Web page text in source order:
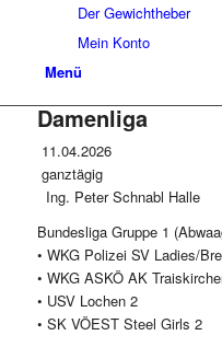
Der Gewichtheber
Mein Konto
Menü
Damenliga
11.04.2026
ganztägig
Ing. Peter Schnabl Halle
Bundesliga Gruppe 1
• WKG Polizei SV Ladies/
• WKG ASKÖ AK
• USV Lochen 2
• SK VÖEST Steel Girls 2